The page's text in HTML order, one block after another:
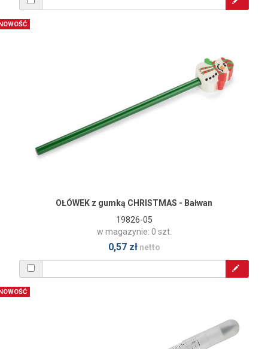
OŁÓWEK z gumką CHRISTMAS - Bałwan
19826-05
w magazynie: 0 szt.
0,57 złnetto